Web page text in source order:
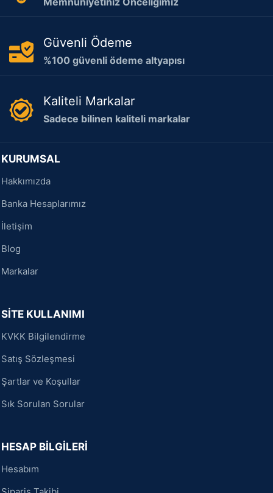
Güvenli Ödeme
%100 güvenli ödeme altyapısı
Kaliteli Markalar
Sadece bilinen kaliteli markalar
KURUMSAL
Hakkımızda
Banka Hesaplarımız
İletişim
Blog
Markalar
SİTE KULLANIMI
KVKK Bilgilendirme
Satış Sözleşmesi
Şartlar ve Koşullar
Sık Sorulan Sorular
HESAP BİLGİLERİ
Hesabım